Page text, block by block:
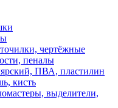
чертёжные
пеналы
ПВА, пластилин
кисть
выделители,